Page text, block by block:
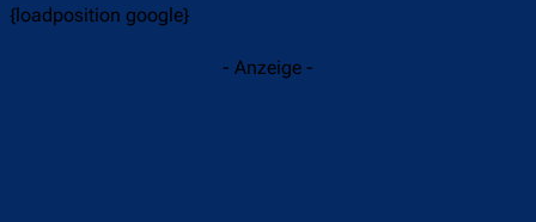
{loadposition google}
- Anzeige -